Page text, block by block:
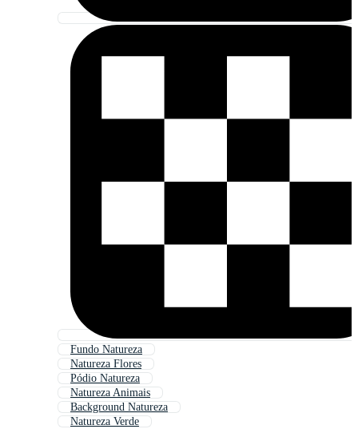
Fundo Natureza
Natureza Flores
Pódio Natureza
Natureza Animais
Background Natureza
Natureza Verde